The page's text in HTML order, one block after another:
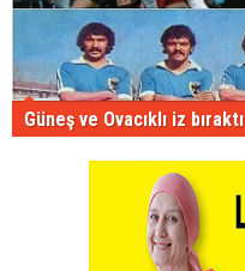
Güneş ve Ovacıklı iz bıraktı